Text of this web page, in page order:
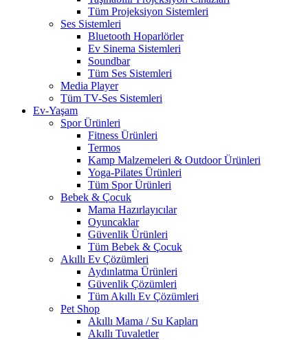
Tüm Projeksiyon Sistemleri
Ses Sistemleri
Bluetooth Hoparlörler
Ev Sinema Sistemleri
Soundbar
Tüm Ses Sistemleri
Media Player
Tüm TV-Ses Sistemleri
Ev-Yaşam
Spor Ürünleri
Fitness Ürünleri
Termos
Kamp Malzemeleri & Outdoor Ürünleri
Yoga-Pilates Ürünleri
Tüm Spor Ürünleri
Bebek & Çocuk
Mama Hazırlayıcılar
Oyuncaklar
Güvenlik Ürünleri
Tüm Bebek & Çocuk
Akıllı Ev Çözümleri
Aydınlatma Ürünleri
Güvenlik Çözümleri
Tüm Akıllı Ev Çözümleri
Pet Shop
Akıllı Mama / Su Kapları
Akıllı Tuvaletler